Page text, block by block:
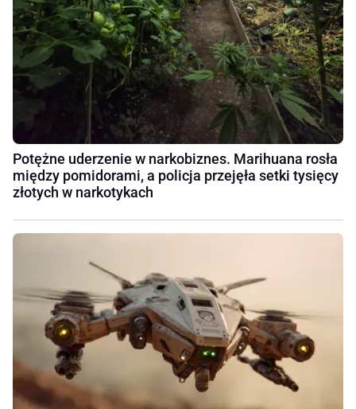
Potężne uderzenie w narkobiznes. Marihuana rosła
między pomidorami, a policja przejęła setki tysięcy
złotych w narkotykach